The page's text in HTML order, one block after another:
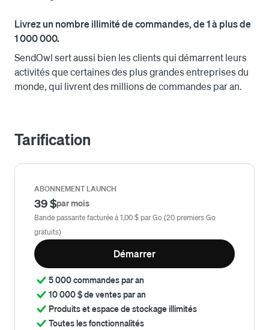
abonnements.
chiffre d’affaires ou au volume des commandes.
Quand vous gagnez, nous gagnons.
boutique en ligne Square, téléversez votre produit sur
Livrez un nombre illimité de commandes, de 1 à plus de
1 000 000.
SendOwl sert aussi bien les clients qui démarrent leurs
activités que certaines des plus grandes entreprises du
monde, qui livrent des millions de commandes par an.
Tarification
ABONNEMENT LAUNCH
39 $par mois
Bande passante facturée à 1,00 $ par Go (20 premiers Go
gratuits)
Démarrer
5 000 commandes par an
10 000 $ de ventes par an
Produits et espace de stockage illimités
Toutes les fonctionnalités